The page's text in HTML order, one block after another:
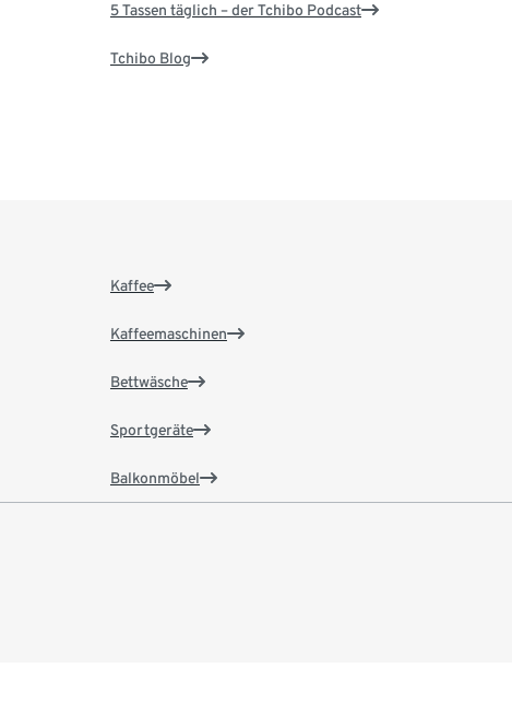
5 Tassen täglich – der Tchibo Podcast
Tchibo Blog
Kaffee
Kaffeemaschinen
Bettwäsche
Sportgeräte
Balkonmöbel